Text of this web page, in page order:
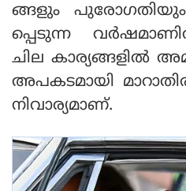
ങ്ങളും
പ്പെടുന്ന
ചില കാര്യങ്ങളില്‍
അപകടമായി
നിവാര്യമാണ്.